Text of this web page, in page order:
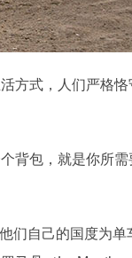
方式，人们严格
背包，就是你所
们自己的国度为